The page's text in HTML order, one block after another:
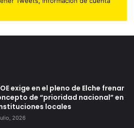
exige en el pleno de Elche frenar
de “prioridad nacional” en
locales
2026